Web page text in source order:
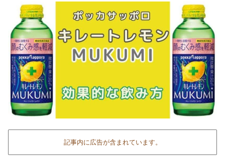
記事内に広告が含まれています。